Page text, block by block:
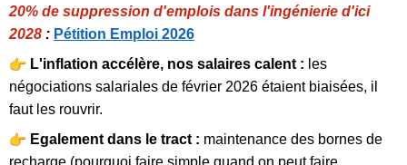
20% de suppression d'emplois dans l'ingénierie d'ici
2028 : Pétition Emploi 2026
L'inflation accélère, nos salaires calent : les
négociations salariales de février 2026 étaient biaisées, il
faut les rouvrir.
Egalement dans le tract : maintenance des bornes de
recharge (pourquoi faire simple quand on peut faire